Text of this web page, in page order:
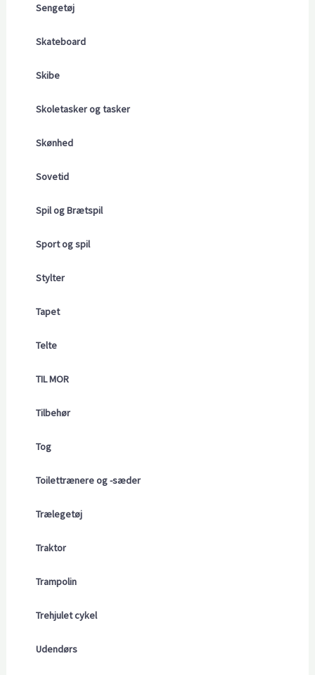
Sengetøj
Skateboard
Skibe
Skoletasker og tasker
Skønhed
Sovetid
Spil og Brætspil
Sport og spil
Stylter
Tapet
Telte
TIL MOR
Tilbehør
Tog
Toilettrænere og -sæder
Trælegetøj
Traktor
Trampolin
Trehjulet cykel
Udendørs